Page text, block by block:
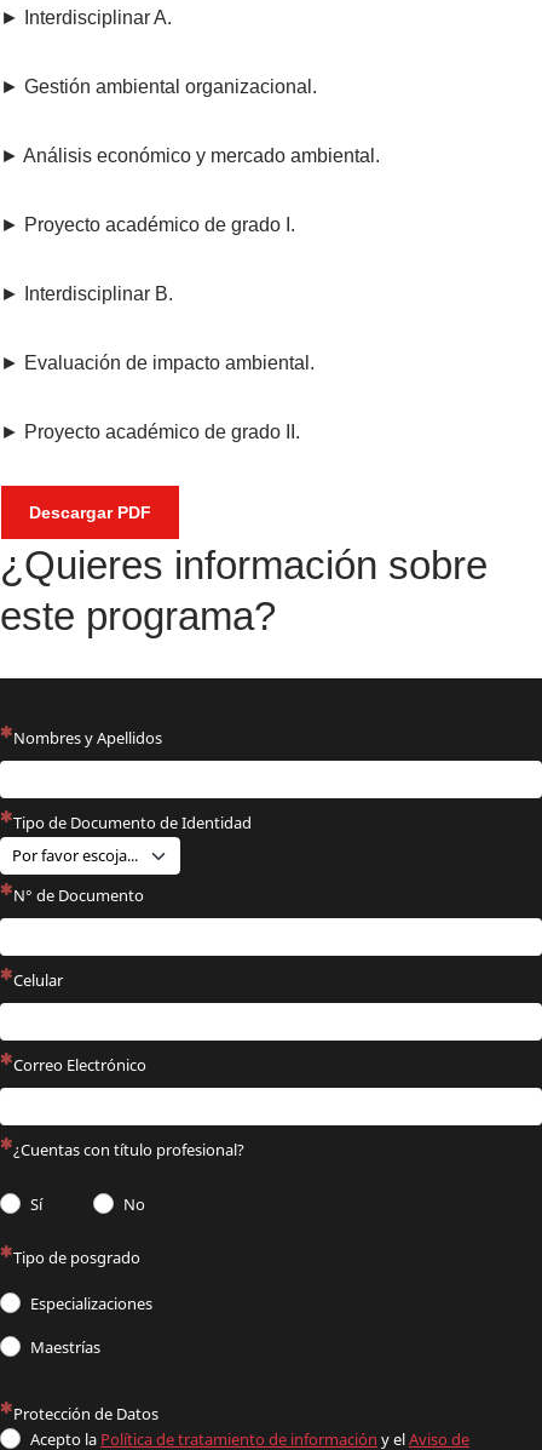
► Interdisciplinar A.
► Gestión ambiental organizacional.
► Análisis económico y mercado ambiental.
► Proyecto académico de grado I.
► Interdisciplinar B.
► Evaluación de impacto ambiental.
► Proyecto académico de grado II.
Descargar PDF
¿Quieres información sobre
este programa?